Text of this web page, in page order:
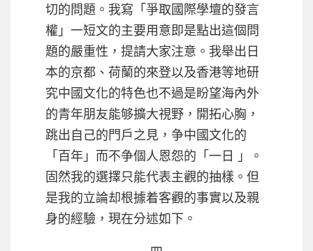
切的問題。我寫「爭取國際學壇的發言
權」一短文的主要用意即是點出這個問
題的嚴重性，提請大家注意。我舉出日
本的京都、荷蘭的來登以及香港等地研
究中國文化的特色也不過是盼望海內外
的青年朋友能够擴大視野，開拓心胸，
跳出自己的門戶之見，争中國文化的
「百年」而不争個人恩怨的「一日 」。
固然我的選擇只能代表主觀的抽樣。但
是我的立論却根據着客觀的事實以及親
身的經驗，現在分述如下。